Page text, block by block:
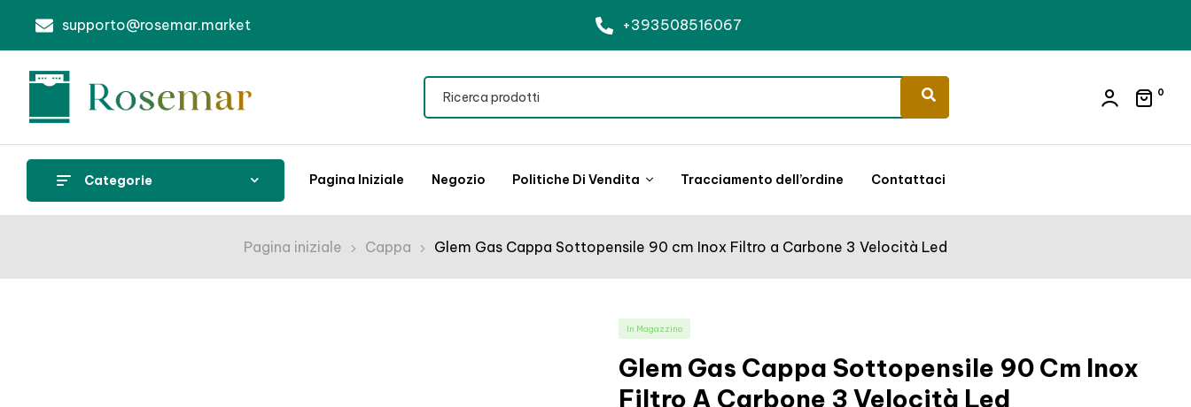
supporto@rosemar.market +393508516067
0
Categorie Pagina Iniziale Negozio Politiche Di Vendita Tracciamento dell’ordine Contattaci
Pagina iniziale Cappa Glem Gas Cappa Sottopensile 90 cm Inox Filtro a Carbone 3 Velocità Led
In Magazzino
Glem Gas Cappa Sottopensile 90 Cm Inox
Filtro A Carbone 3 Velocità Led